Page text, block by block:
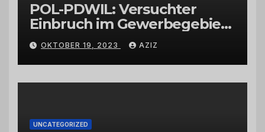
POL-PDWIL: Versuchter
Einbruch im Gewerbegebiet
Wittlich
OKTOBER 19, 2023 AZIZ
UNCATEGORIZED